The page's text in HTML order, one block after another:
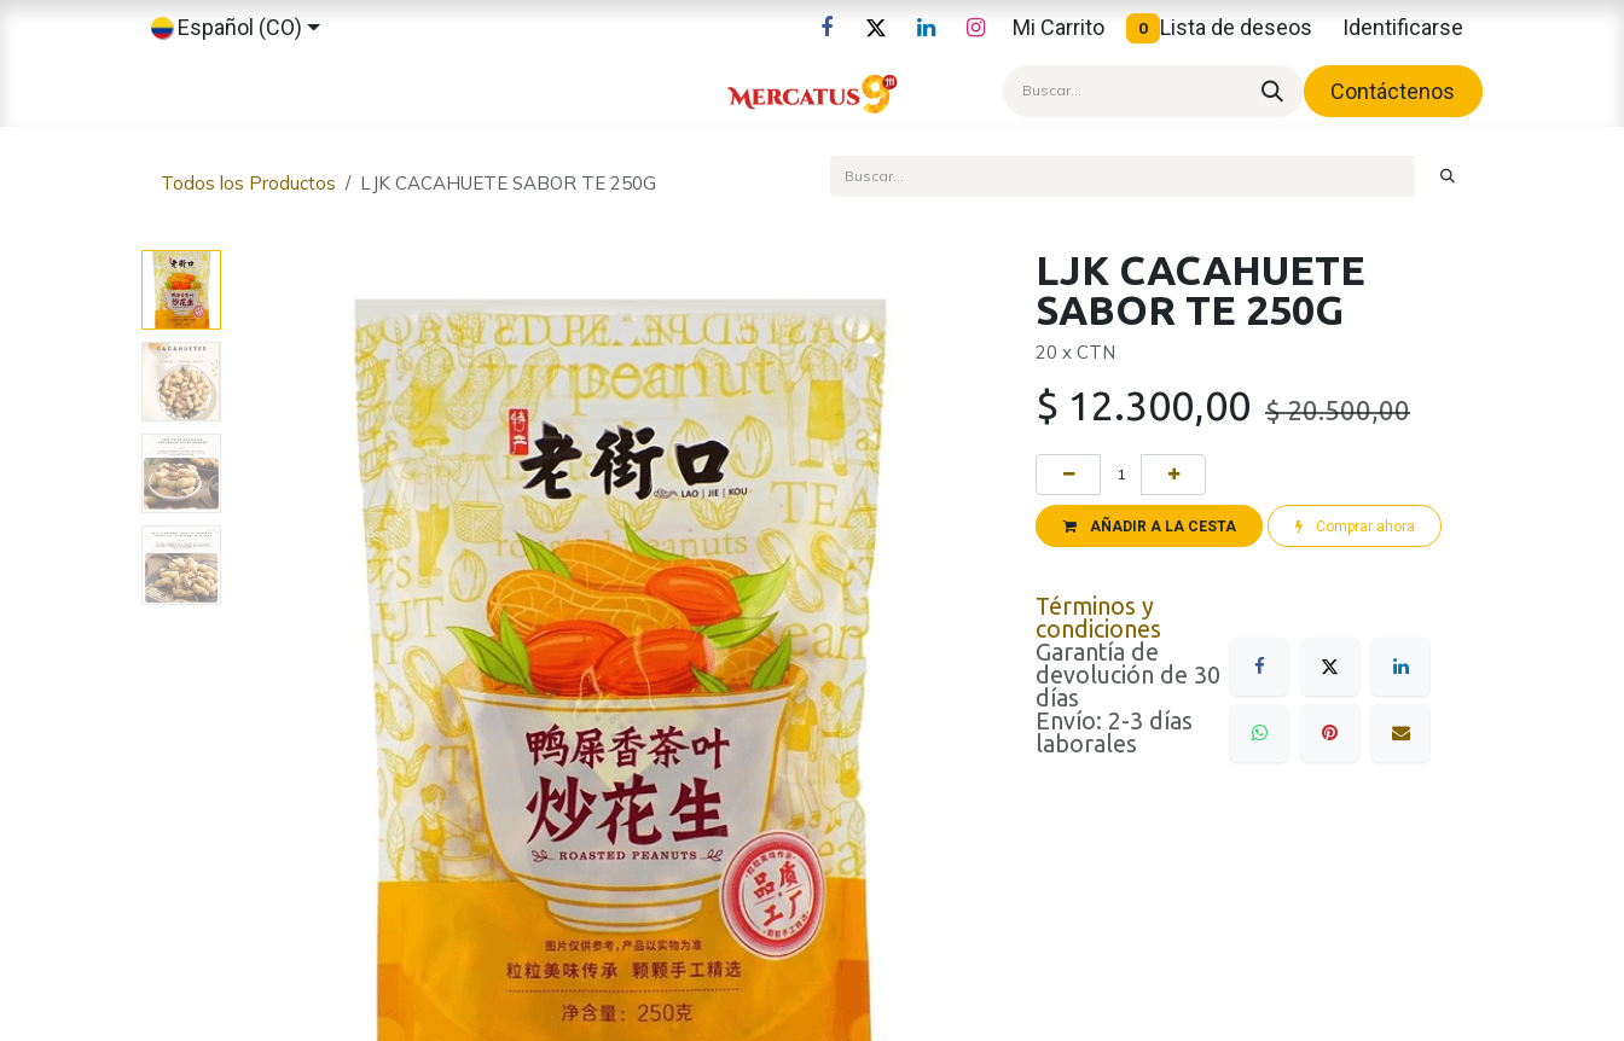
Español (CO) Mi Carrito 0 Lista de deseos Identificarse
Contáctenos
Todos los Productos LJK CACAHUETE SABOR TE 250G
LJK CACAHUETE
SABOR TE 250G
20 x CTN
$ 12.300,00 $20.500,00
AÑADIR A LA CESTA Comprar ahora
Términos y
condiciones
Garantía de
devolución de 30
días
Envío: 2-3 días
laborales